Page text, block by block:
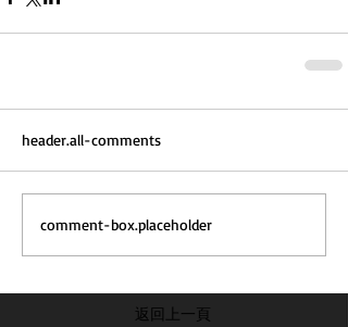
header.all-comments
comment-box.placeholder
返回上一頁